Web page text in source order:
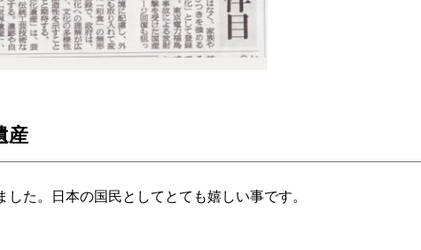
産
た。日本の国民としてとても嬉しい事です。